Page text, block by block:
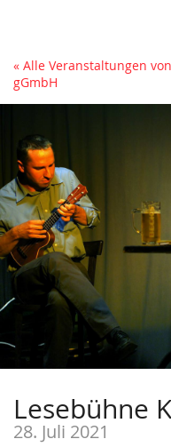
« Alle Veranstaltungen
gGmbH
Lesebühne
28. Juli 2021